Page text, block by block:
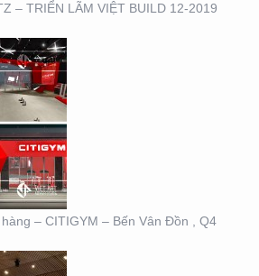
– TRIỂN LÃM VIỆT BUILD 12-2019
– CITIGYM – Bến Vân Đồn , Q4
LÃM